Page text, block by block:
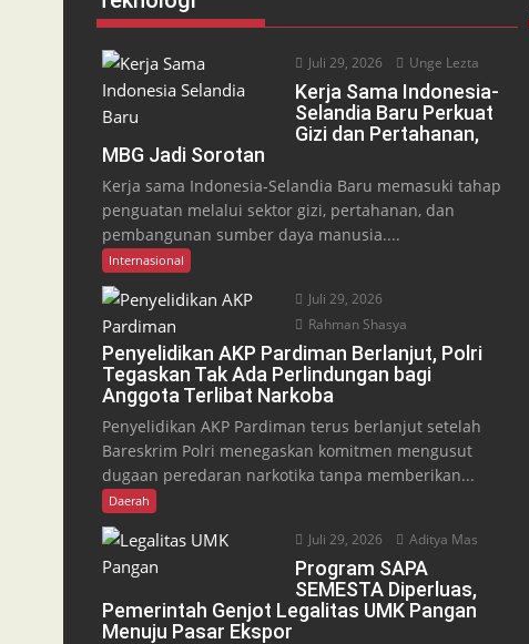
Juli 29, 2026 Unge Lezta
Kerja Sama Indonesia-
Selandia Baru Perkuat
Gizi dan Pertahanan,
MBG Jadi Sorotan
Kerja sama Indonesia-Selandia Baru memasuki tahap
penguatan melalui sektor gizi, pertahanan, dan
pembangunan sumber daya manusia....
Internasional
Juli 29, 2026
Rahman Shasya
Penyelidikan AKP Pardiman Berlanjut, Polri
Tegaskan Tak Ada Perlindungan bagi
Anggota Terlibat Narkoba
Penyelidikan AKP Pardiman terus berlanjut setelah
Bareskrim Polri menegaskan komitmen mengusut
dugaan peredaran narkotika tanpa memberikan...
Daerah
Juli 29, 2026 Aditya Mas
Program SAPA
SEMESTA Diperluas,
Pemerintah Genjot Legalitas UMK Pangan
Menuju Pasar Ekspor